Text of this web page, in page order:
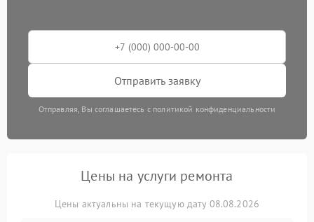
Отправить заявку
Отправляя, Вы соглашаетесь с политикой конфиденциальности
Цены на услуги ремонта
Цены актуальны на текущую дату 08.08.2026